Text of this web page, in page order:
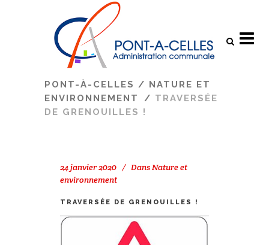
PONT-À-CELLES / NATURE ET
ENVIRONNEMENT
/ TRAVERSÉE
DE GRENOUILLES !
24 janvier 2020 DansNature et
environnement
TRAVERSÉE DE GRENOUILLES !